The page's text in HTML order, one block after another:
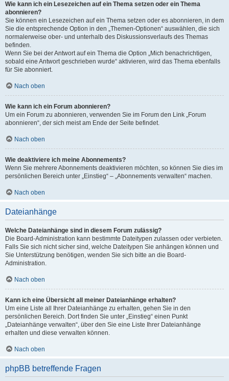
Wie kann ich ein Lesezeichen auf ein Thema setzen oder ein Thema
abonnieren?
Sie können ein Lesezeichen auf ein Thema setzen oder es abonnieren, in dem
Sie die entsprechende Option in den „Themen-Optionen“ auswählen, die sich
normalerweise ober- und unterhalb des Diskussionsverlaufs des Themas
befinden.
Wenn Sie bei der Antwort auf ein Thema die Option „Mich benachrichtigen,
sobald eine Antwort geschrieben wurde“ aktivieren, wird das Thema ebenfalls
für Sie abonniert.
Nach oben
Wie kann ich ein Forum abonnieren?
Um ein Forum zu abonnieren, verwenden Sie im Forum den Link „Forum
abonnieren“, der sich meist am Ende der Seite befindet.
Nach oben
Wie deaktiviere ich meine Abonnements?
Wenn Sie mehrere Abonnements deaktivieren möchten, so können Sie dies im
persönlichen Bereich unter „Einstieg“ – „Abonnements verwalten“ machen.
Nach oben
Dateianhänge
Welche Dateianhänge sind in diesem Forum zulässig?
Die Board-Administration kann bestimmte Dateitypen zulassen oder verbieten.
Falls Sie sich nicht sicher sind, welche Dateitypen Sie anhängen können und
Sie Unterstützung benötigen, wenden Sie sich bitte an die Board-
Administration.
Nach oben
Kann ich eine Übersicht all meiner Dateianhänge erhalten?
Um eine Liste all Ihrer Dateianhänge zu erhalten, gehen Sie in den
persönlichen Bereich. Dort finden Sie unter „Einstieg“ einen Punkt
„Dateianhänge verwalten“, über den Sie eine Liste Ihrer Dateianhänge
erhalten und diese verwalten können.
Nach oben
phpBB betreffende Fragen